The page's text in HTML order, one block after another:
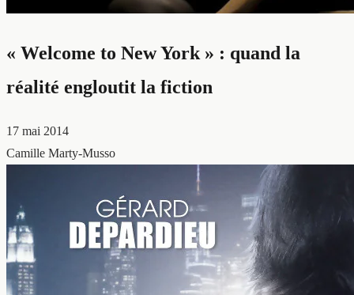
« Welcome to New York » : quand la
réalité engloutit la fiction
17 mai 2014
Camille Marty-Musso